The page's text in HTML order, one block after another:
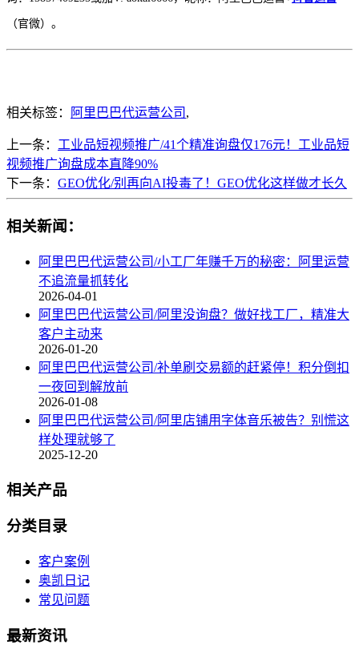
（官微）。
相关标签： 阿里巴巴代运营公司 ,
上一条： 工业品短视频推广/41个精准询盘仅176元！工业品短
视频推广询盘成本直降90%
下一条： GEO优化/别再向AI投毒了！GEO优化这样做才长久
相关新闻：
阿里巴巴代运营公司/小工厂年赚千万的秘密：阿里运营
不追流量抓转化
2026-04-01
阿里巴巴代运营公司/阿里没询盘？做好找工厂，精准大
客户主动来
2026-01-20
阿里巴巴代运营公司/补单刷交易额的赶紧停！积分倒扣
一夜回到解放前
2026-01-08
阿里巴巴代运营公司/阿里店铺用字体音乐被告？别慌这
样处理就够了
2025-12-20
相关产品
分类目录
客户案例
奥凯日记
常见问题
最新资讯